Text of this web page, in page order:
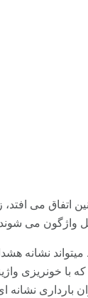
می افتد،
واژگون می
نشانه
خونریزی
بارداری